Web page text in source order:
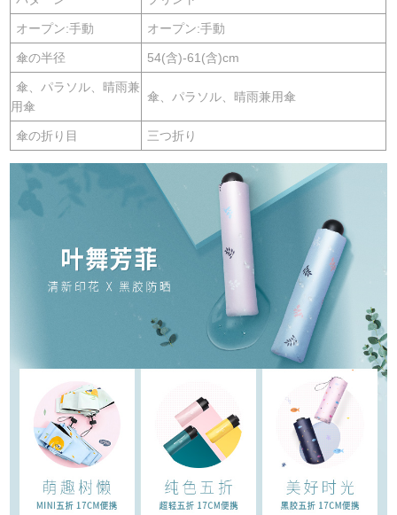
オープン:手動 オープン:手動
傘の半径 54(含)-61(含)cm
傘、パラソル、晴雨兼
用傘
傘、パラソル、晴雨兼用傘
傘の折り目 三つ折り